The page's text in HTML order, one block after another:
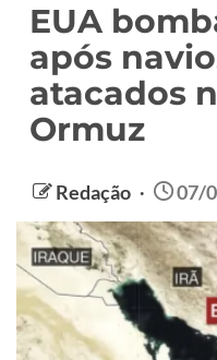
EUA
após
atacados
Ormuz
Redação 07/